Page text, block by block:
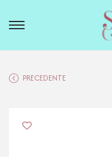
PRECEDENTE